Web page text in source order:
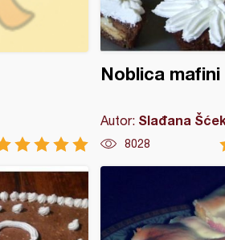
Noblica mafini
Autor: Slađana
8028